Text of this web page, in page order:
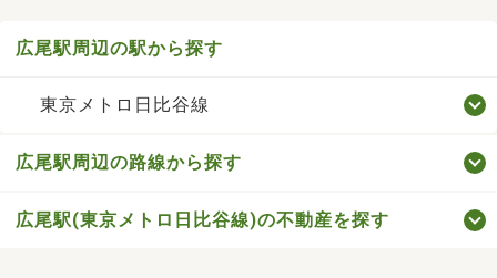
広尾駅周辺の駅から探す
東京メトロ日比谷線
広尾駅周辺の路線から探す
広尾駅(東京メトロ日比谷線)の不動産を探す